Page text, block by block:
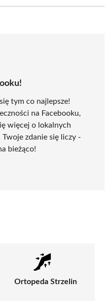
tym co najlepsze!
na Facebooku,
więcej o lokalnych
zdanie się liczy -
bieżąco!
Ortopeda Strzelin